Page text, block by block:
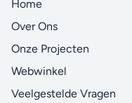
Home
Over Ons
Onze Projecten
Webwinkel
Veelgestelde Vragen